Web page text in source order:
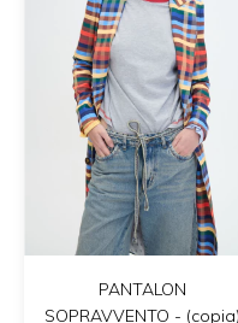
PANTALON
SOPRAVVENTO - (copia)